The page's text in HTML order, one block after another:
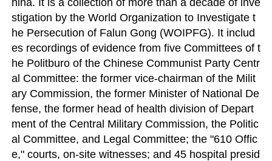
stigation by the World Organization to Investigate t
he Persecution of Falun Gong (WOIPFG). It includ
es recordings of evidence from five Committees of t
he Politburo of the Chinese Communist Party Centr
al Committee: the former vice-chairman of the Milit
ary Commission, the former Minister of National De
fense, the former head of health division of Depart
ment of the Central Military Commission, the Politic
al Committee, and Legal Committee; the "610 Offic
e," courts, on-site witnesses; and 45 hospital presid